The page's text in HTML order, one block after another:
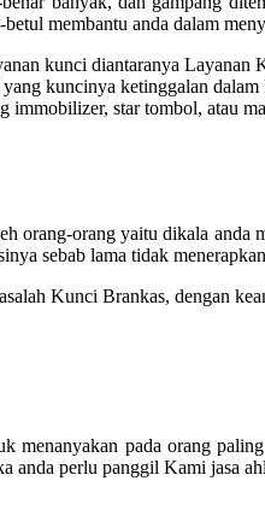
membantu anda dalam
kunci diantaranya Layanan
kuncinya ketinggalan
immobilizer, star tombol, atau
orang-orang yaitu dikala
sebab lama tidak
Kunci Brankas, dengan
menanyakan pada orang
anda perlu panggil Kami jasa